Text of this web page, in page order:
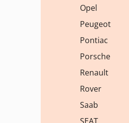
Opel
Peugeot
Pontiac
Porsche
Renault
Rover
Saab